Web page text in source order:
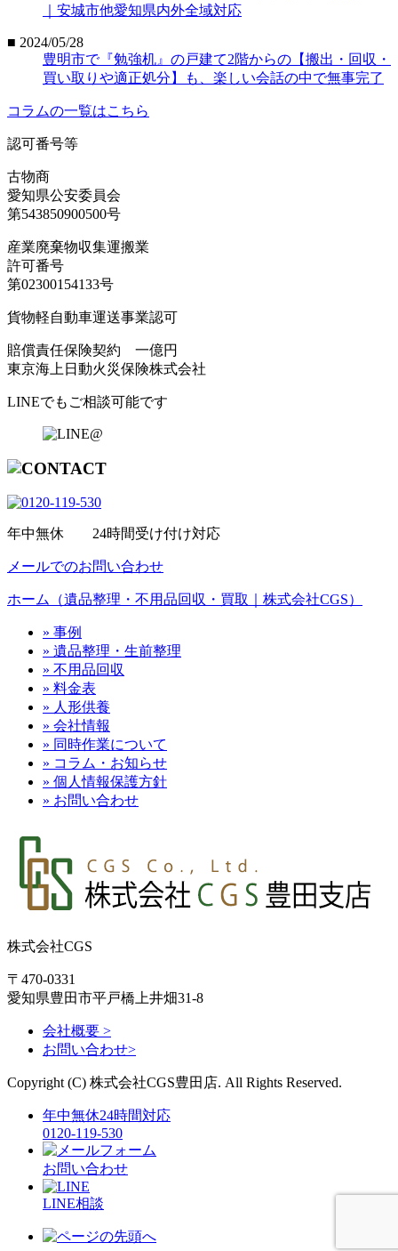
｜安城市他愛知県内外全域対応
■ 2024/05/28
豊明市で『勉強机』の戸建て2階からの【搬出・回収・
買い取りや適正処分】も、楽しい会話の中で無事完了
コラムの一覧はこちら
認可番号等
古物商
愛知県公安委員会
第543850900500号
産業廃棄物収集運搬業
許可番号
第02300154133号
貨物軽自動車運送事業認可
賠償責任保険契約 一億円
東京海上日動火災保険株式会社
LINEでもご相談可能です
年中無休 24時間受け付け対応
メールでのお問い合わせ
ホーム（遺品整理・不用品回収・買取｜株式会社CGS）
» 事例
» 遺品整理・生前整理
» 不用品回収
» 料金表
» 人形供養
» 会社情報
» 同時作業について
» コラム・お知らせ
» 個人情報保護方針
» お問い合わせ
株式会社CGS
〒470-0331
愛知県豊田市平戸橋上井畑31-8
会社概要 >
お問い合わせ>
Copyright (C) 株式会社CGS豊田店. All Rights Reserved.
年中無休24時間対応
0120-119-530
お問い合わせ
LINE相談